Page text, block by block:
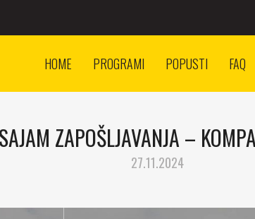
HOME PROGRAMI POPUSTI FAQ
ZAPOŠLJAVANJA –
27.11.2024